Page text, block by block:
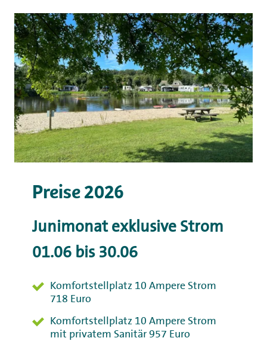
Preise 2026
Junimonat exklusive Strom
01.06 bis 30.06
Komfortstellplatz 10 Ampere Strom
718 Euro
Komfortstellplatz 10 Ampere Strom
mit privatem Sanitär 957 Euro